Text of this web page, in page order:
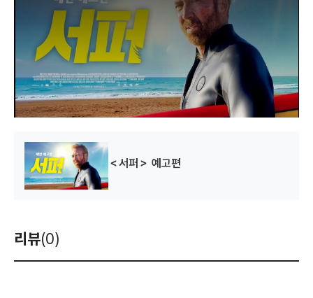
n
w
.
＜서퍼＞ 예고편
리뷰(0)